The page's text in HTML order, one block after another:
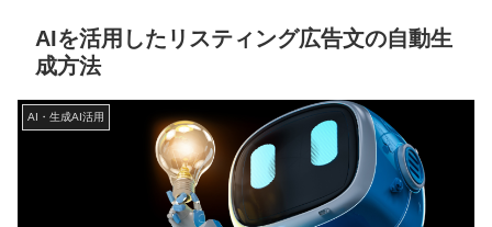
AIを活用したリスティング広告文の自動生
成方法
AI・生成AI活用